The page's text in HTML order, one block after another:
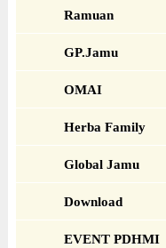
Ramuan
GP.Jamu
OMAI
Herba Family
Global Jamu
Download
EVENT PDHMI